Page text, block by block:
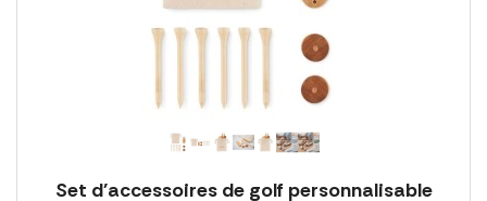
Set d'accessoires de golf personnalisable